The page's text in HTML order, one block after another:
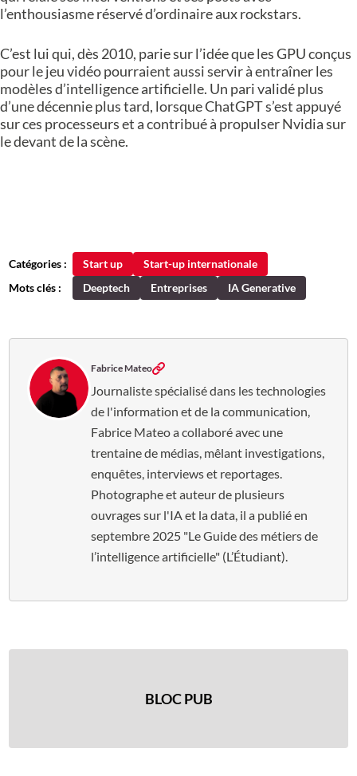
l’enthousiasme réservé d’ordinaire aux rockstars.
C’est lui qui, dès 2010, parie sur l’idée que les GPU conçus
pour le jeu vidéo pourraient aussi servir à entraîner les
modèles d’intelligence artificielle. Un pari validé plus
d’une décennie plus tard, lorsque ChatGPT s’est appuyé
sur ces processeurs et a contribué à propulser Nvidia sur
le devant de la scène.
Catégories : Start up
Start-up internationale
Mots clés :
Deeptech Entreprises IA Generative
Fabrice Mateo
Journaliste spécialisé dans les technologies
de l'information et de la communication,
Fabrice Mateo a collaboré avec une
trentaine de médias, mêlant investigations,
enquêtes, interviews et reportages.
Photographe et auteur de plusieurs
ouvrages sur l'IA et la data, il a publié en
septembre 2025 "Le Guide des métiers de
l’intelligence artificielle" (L’Étudiant).
BLOC PUB